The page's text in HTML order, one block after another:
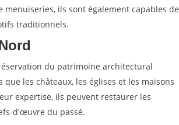
ils sont également capables de
traditionnels.
du patrimoine architectural
les châteaux, les églises et les maisons
expertise, ils peuvent restaurer les
d'œuvre du passé.